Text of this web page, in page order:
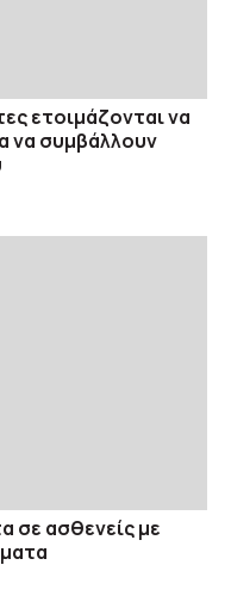
ετοιμάζονται να
να συμβάλλουν
σε ασθενείς με